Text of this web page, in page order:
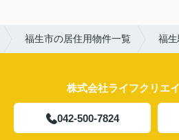
福生市の居住用物件一覧 福生
株式会社ライフクリエ
042-500-7824